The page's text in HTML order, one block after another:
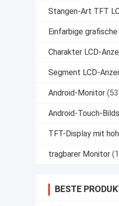
Stangen-Art TFT
Einfarbige
Charakter LCD-
Segment LCD-
Android-Monitor
Android-Touch-
TFT-Display mit
tragbarer Monitor
BESTE